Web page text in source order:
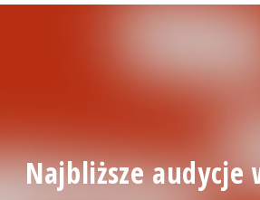
Najbliższe audycje